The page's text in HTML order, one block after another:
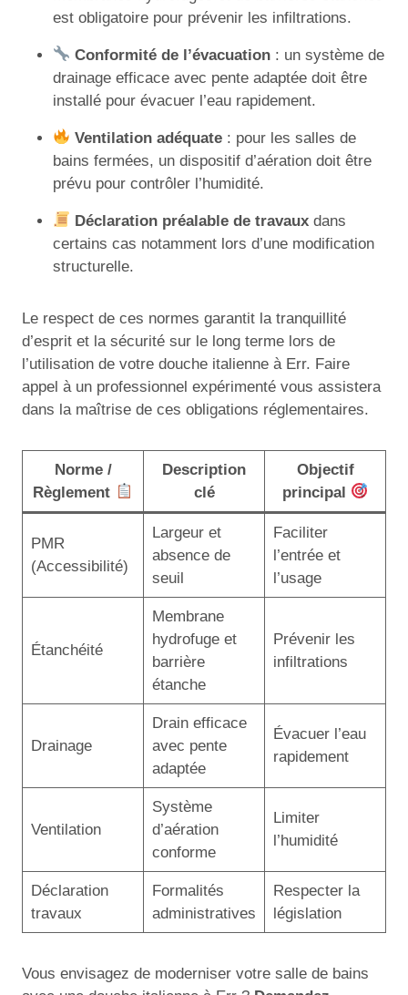
est obligatoire pour prévenir les infiltrations.
Conformité de l’évacuation : un système de
drainage efficace avec pente adaptée doit être
installé pour évacuer l’eau rapidement.
Ventilation adéquate : pour les salles de
bains fermées, un dispositif d’aération doit être
prévu pour contrôler l’humidité.
Déclaration préalable de travaux dans
certains cas notamment lors d’une modification
structurelle.
Le respect de ces normes garantit la tranquillité
d’esprit et la sécurité sur le long terme lors de
l’utilisation de votre douche italienne à Err. Faire
appel à un professionnel expérimenté vous assistera
dans la maîtrise de ces obligations réglementaires.
Norme /
Règlement
Description
clé
Objectif
principal
PMR
(Accessibilité)
Largeur et
absence de
seuil
Faciliter
l’entrée et
l’usage
Étanchéité
Membrane
hydrofuge et
barrière
étanche
Prévenir les
infiltrations
Drainage
Drain efficace
avec pente
adaptée
Évacuer l’eau
rapidement
Ventilation
Système
d’aération
conforme
Limiter
l’humidité
Déclaration
travaux
Formalités
administratives
Respecter la
législation
Vous envisagez de moderniser votre salle de bains